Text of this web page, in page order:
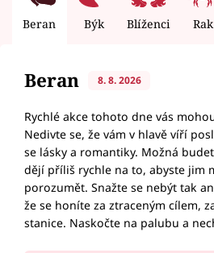
Beran Býk Blíženci Rak
Beran 8. 8. 2026
Rychlé akce tohoto dne vás
Nedivte se, že vám v hlavě víří
se lásky a romantiky. Možná
dějí příliš rychle na to, abyste jim
porozumět. Snažte se nebýt tak
že se honíte za ztraceným cílem,
stanice. Naskočte na palubu a